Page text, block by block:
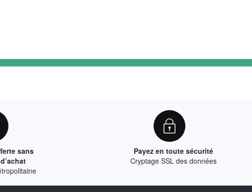
sans
Payez en toute sécurité
Cryptage SSL des données